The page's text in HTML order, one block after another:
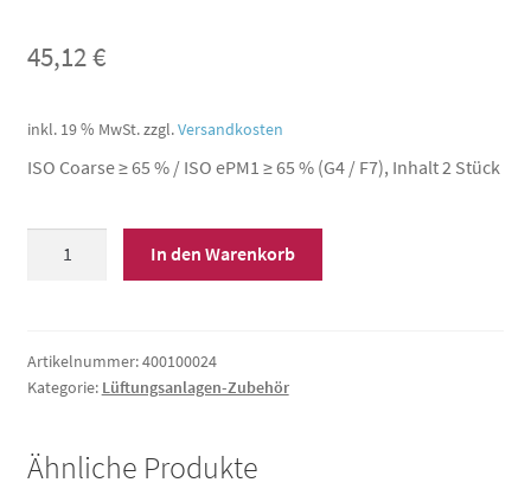
45,12€
inkl. 19 % MwSt.zzgl.Versandkosten
ISO Coarse ≥ 65 % / ISO ePM1 ≥ 65 % (G4 / F7), Inhalt 2 Stück
160
G4/F7
In den Warenkorb
Artikelnummer:400100024
Kategorie: Lüftungsanlagen-Zubehör
Ähnliche Produkte